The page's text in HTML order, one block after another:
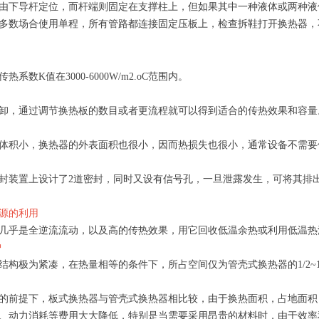
下导杆定位，而杆端则固定在支撑柱上，但如果其中一种液体或两种
数场合使用单程，所有管路都连接固定压板上，检查拆鞋打开换热器
热系数K值在3000-6000W/m2.oC范围内。
，通过调节换热板的数目或者更流程就可以得到适合的传热效果和容
积小，换热器的外表面积也很小，因而热损失也很小，通常设备不需
装置上设计了2道密封，同时又设有信号孔，一旦泄露发生，可将其
的利用
乎是全逆流流动，以及高的传热效果，用它回收低温余热或利用低温
构极为紧凑，在热量相等的条件下，所占空间仅为管壳式换热器的1/
前提下，板式换热器与管壳式换热器相比较，由于换热面积，占地面
动力消耗等费用大大降低，特别是当需要采用昂贵的材料时，由于效